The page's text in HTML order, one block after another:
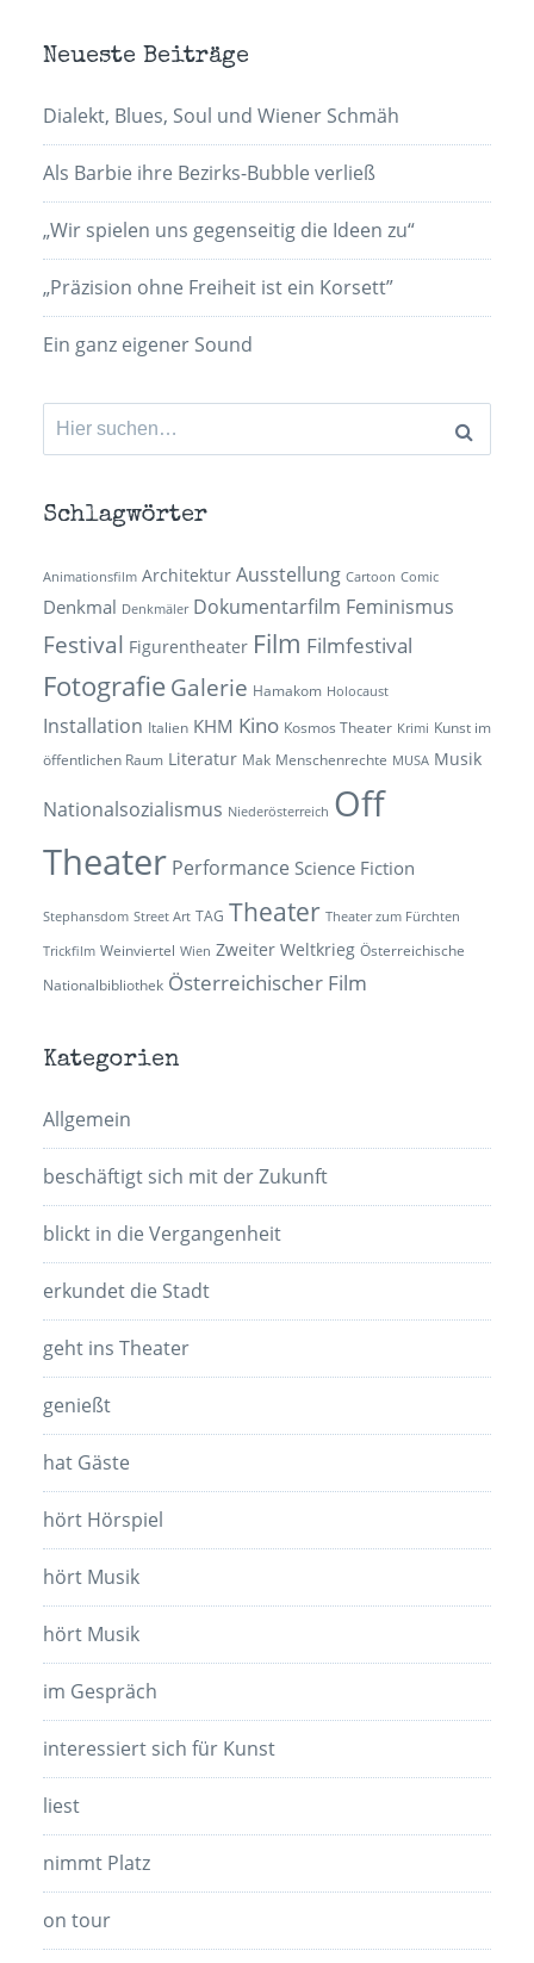
Neueste Beiträge
Dialekt, Blues, Soul und Wiener Schmäh
Als Barbie ihre Bezirks-Bubble verließ
„Wir spielen uns gegenseitig die Ideen zu“
„Präzision ohne Freiheit ist ein Korsett”
Ein ganz eigener Sound
Suchen
nach:
Schlagwörter
Animationsfilm Architektur Ausstellung Cartoon Comic
Denkmal Denkmäler Dokumentarfilm Feminismus
Festival Figurentheater Film Filmfestival
Fotografie Galerie Hamakom Holocaust
Installation Italien KHM Kino Kosmos Theater Krimi Kunst im
öffentlichen Raum Literatur Mak Menschenrechte MUSA Musik
Nationalsozialismus Niederösterreich Off
Theater Performance Science Fiction
Stephansdom Street Art TAG Theater Theater zum Fürchten
Trickfilm Weinviertel Wien Zweiter Weltkrieg Österreichische
Nationalbibliothek Österreichischer Film
Kategorien
Allgemein
beschäftigt sich mit der Zukunft
blickt in die Vergangenheit
erkundet die Stadt
geht ins Theater
genießt
hat Gäste
hört Hörspiel
hört Musik
hört Musik
im Gespräch
interessiert sich für Kunst
liest
nimmt Platz
on tour